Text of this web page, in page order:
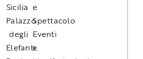
Sicilia
Palazzo
degli
Elefanti
e
Spettacolo
Eventi
e